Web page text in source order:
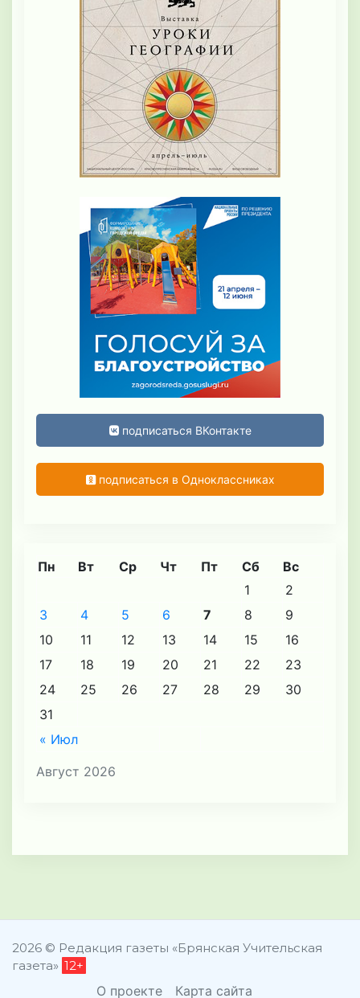
подписаться ВКонтакте
подписаться в Одноклассниках
Август 2026
Пн Вт Ср Чт Пт Сб Вс
« Июл
1
2
3
4 5 6 7 8
9
10
11 12 13 14 15
16
17
18 19 20 21 22
23
24
25 26 27 28 29
30
31
2026 © Редакция газеты «Брянская Учительская
газета» 12+
О проекте Карта сайта